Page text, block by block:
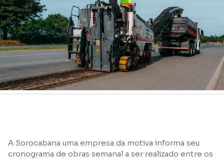
A Sorocabana uma empresa da motiva informa seu
cronograma de obras semanal a ser realizado entre os